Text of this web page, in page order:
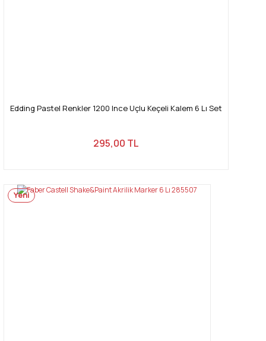
Edding Pastel Renkler 1200 Ince Uçlu Keçeli Kalem 6 Lı Set
295,00 TL
Yeni